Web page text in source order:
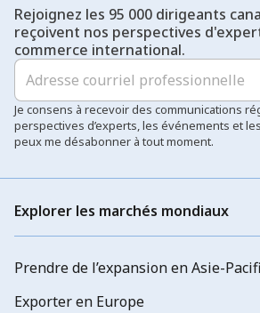
Rejoignez les 95 000 dirigeants
reçoivent nos perspectives
commerce international.
Je consens à recevoir des communications
perspectives d’experts, les événements et les
peux me désabonner à tout moment.
Explorer les marchés mondiaux
Prendre de l’expansion en Asie-
Exporter en Europe